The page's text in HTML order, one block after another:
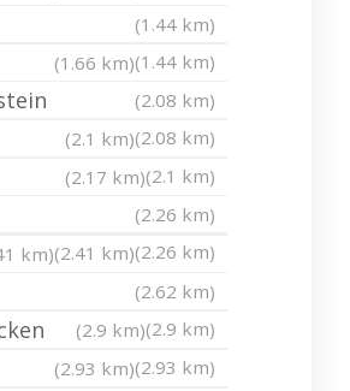
(1.44 km)
(1.44 km)
(1.66 km)
(2.08 km)
(2.08 km)
(2.1 km)
(2.1 km)
(2.17 km)
(2.26 km)
(2.26 km)
(2.41 km)
km)
(2.62 km)
(2.9 km)
(2.9 km)
(2.93 km)
(2.93 km)